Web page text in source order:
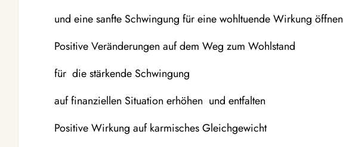
und eine sanfte Schwingung für eine wohltuende Wirkung öffnen
Positive Veränderungen auf dem Weg zum Wohlstand
für die stärkende Schwingung
auf finanziellen Situation erhöhen und entfalten
Positive Wirkung auf karmisches Gleichgewicht